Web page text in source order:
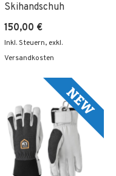
Skihandschuh
150,00 €
Inkl. Steuern, exkl.
Versandkosten